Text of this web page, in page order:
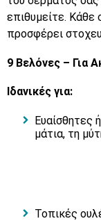
επιθυμείτε. Κάθε
προσφέρει
9 Βελόνες – Για
Ιδανικές για:
Ευαίσθητες
μάτια, τη
Τοπικές